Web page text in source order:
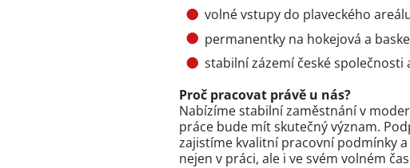
volné vstupy do plaveckého
permanentky na hokejová a
stabilní zázemí české společnosti
Proč pracovat právě u nás?
Nabízíme stabilní zaměstnání v
práce bude mít skutečný význam.
zajistíme kvalitní pracovní podmínky
nejen v práci, ale i ve svém volném